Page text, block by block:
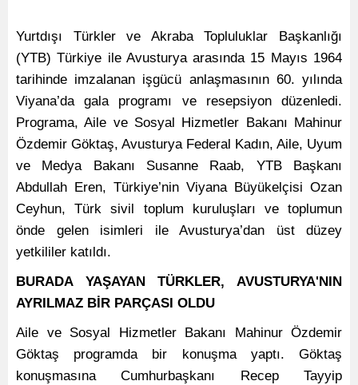
Yurtdışı Türkler ve Akraba Topluluklar Başkanlığı
(YTB) Türkiye ile Avusturya arasında 15 Mayıs 1964
tarihinde imzalanan işgücü anlaşmasının 60. yılında
Viyana’da gala programı ve resepsiyon düzenledi.
Programa, Aile ve Sosyal Hizmetler Bakanı Mahinur
Özdemir Göktaş, Avusturya Federal Kadın, Aile, Uyum
ve Medya Bakanı Susanne Raab, YTB Başkanı
Abdullah Eren, Türkiye’nin Viyana Büyükelçisi Ozan
Ceyhun, Türk sivil toplum kuruluşları ve toplumun
önde gelen isimleri ile Avusturya’dan üst düzey
yetkililer katıldı.
BURADA YAŞAYAN TÜRKLER, AVUSTURYA'NIN
AYRILMAZ BİR PARÇASI OLDU
Aile ve Sosyal Hizmetler Bakanı Mahinur Özdemir
Göktaş programda bir konuşma yaptı. Göktaş
konuşmasına Cumhurbaşkanı Recep Tayyip